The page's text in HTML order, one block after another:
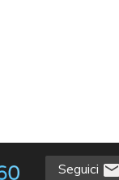
Seguici